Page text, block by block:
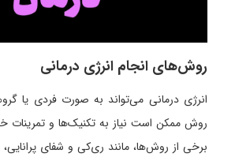
روش‌های انجام انرژی درمانی
انرژی درمانی می‌تواند به صورت فردی یا
روش ممکن است نیاز به تکنیک‌ها و تمرینات
برخی از روش‌ها، مانند ری‌کی و شفای پرانایی،